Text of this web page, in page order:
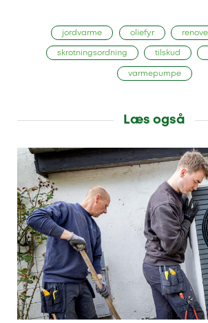
jordvarme oliefyr
skrotningsordning tilskud
varmepumpe
Læs også